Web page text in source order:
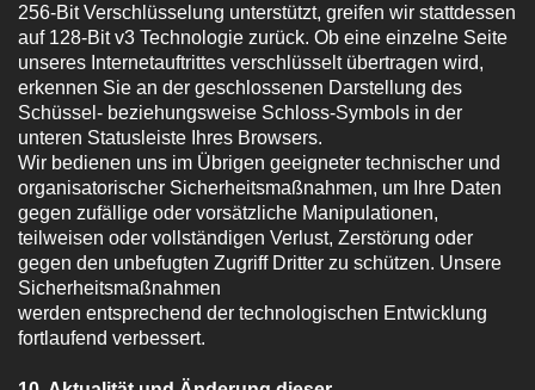
256-Bit Verschlüsselung unterstützt, greifen wir stattdessen
auf 128-Bit v3 Technologie zurück. Ob eine einzelne Seite
unseres Internetauftrittes verschlüsselt übertragen wird,
erkennen Sie an der geschlossenen Darstellung des
Schüssel- beziehungsweise Schloss-Symbols in der
unteren Statusleiste Ihres Browsers.
Wir bedienen uns im Übrigen geeigneter technischer und
organisatorischer Sicherheitsmaßnahmen, um Ihre Daten
gegen zufällige oder vorsätzliche Manipulationen,
teilweisen oder vollständigen Verlust, Zerstörung oder
gegen den unbefugten Zugriff Dritter zu schützen. Unsere
Sicherheitsmaßnahmen
werden entsprechend der technologischen Entwicklung
fortlaufend verbessert.